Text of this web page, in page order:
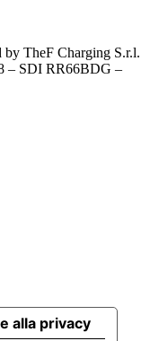
TheF Charging S.r.l.
– SDI RR66BDG –
alla privacy